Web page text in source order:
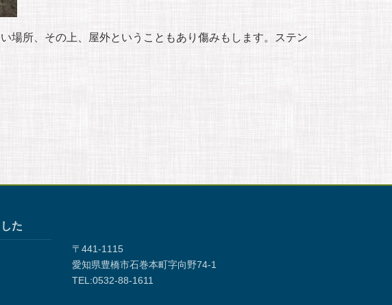
場所、その上、屋外ということもあり傷みもします。ステン
た
〒441-1115
愛知県豊橋市石巻本町字向野74-1
TEL:0532-88-1611